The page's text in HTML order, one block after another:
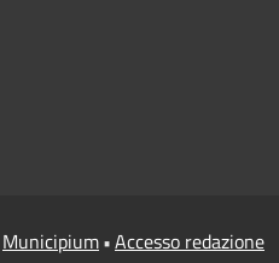
Municipium•Accesso redazione